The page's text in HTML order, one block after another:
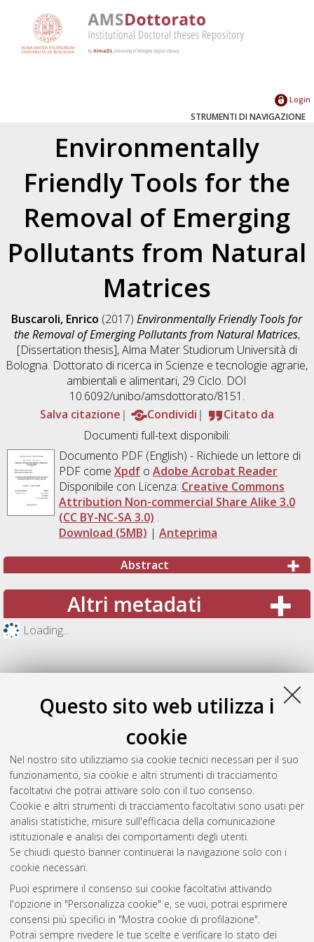
Questo sito web utilizza i
cookie
Nel nostro sito utilizziamo sia cookie tecnici necessari per il suo
funzionamento, sia cookie e altri strumenti di tracciamento
facoltativi che potrai attivare solo con il tuo consenso.
Cookie e altri strumenti di tracciamento facoltativi sono usati per
analisi statistiche, misure sull'efficacia della comunicazione
istituzionale e analisi dei comportamenti degli utenti.
Se chiudi questo banner continuerai la navigazione solo con i
cookie necessari.
Puoi esprimere il consenso sui cookie facoltativi attivando
l'opzione in "Personalizza cookie" e, se vuoi, potrai esprimere
consensi più specifici in "Mostra cookie di profilazione".
Potrai sempre rivedere le tue scelte e verificare lo stato dei
Login
STRUMENTI DI NAVIGAZIONE
Environmentally
Friendly Tools for the
Removal of Emerging
Pollutants from Natural
Matrices
Buscaroli, Enrico (2017)Environmentally Friendly Tools for
the Removal of Emerging Pollutants from Natural Matrices,
[Dissertation thesis], Alma Mater Studiorum Università di
Bologna. Dottorato di ricerca in Scienze e tecnologie agrarie,
ambientali e alimentari, 29 Ciclo. DOI
10.6092/unibo/amsdottorato/8151.
Salva citazione
Condividi
Citato da
Documenti full-text disponibili:
Documento PDF(English) - Richiede un lettore di
PDF come Xpdfo Adobe Acrobat Reader
Disponibile con Licenza: Creative Commons
Attribution Non-commercial Share Alike 3.0
(CC BY-NC-SA 3.0) .
Download (5MB) | Anteprima
Abstract
Altri metadati
Loading...
Gestione del documento:
Atom
Rss 1.0
Rss 2.0